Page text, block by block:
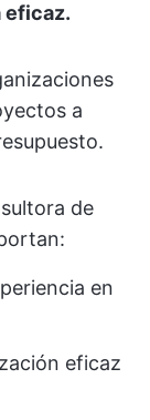
eficaz.
a
de
en
eficaz